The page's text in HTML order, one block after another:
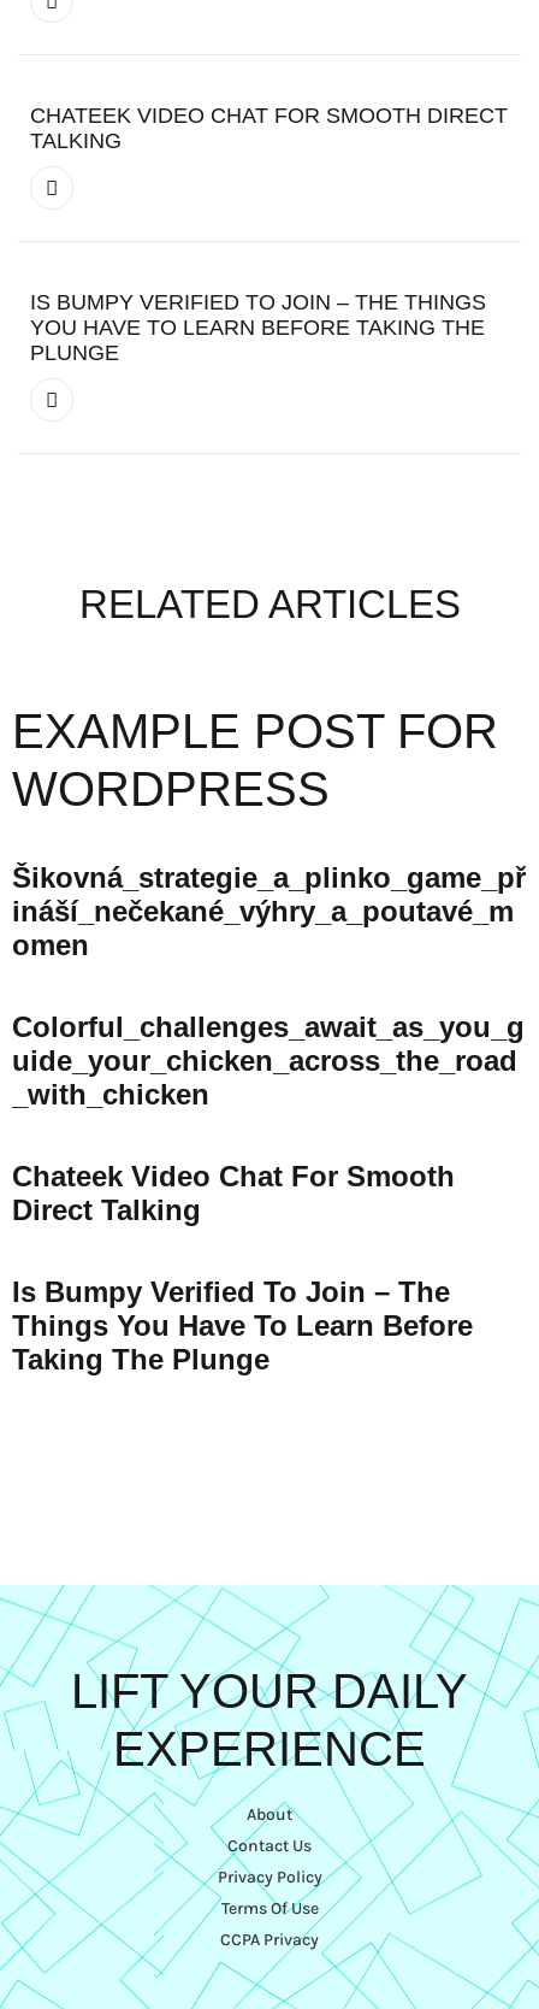
CHATEEK VIDEO CHAT FOR SMOOTH DIRECT
TALKING
IS BUMPY VERIFIED TO JOIN – THE THINGS
YOU HAVE TO LEARN BEFORE TAKING THE
PLUNGE
RELATED ARTICLES
EXAMPLE POST FOR
WORDPRESS
Šikovná_strategie_a_plinko_game_př
Ináší_nečekané_výhry_a_poutavé_m
Omen
Colorful_challenges_await_as_you_g
Uide_your_chicken_across_the_road
_with_chicken
Chateek Video Chat For Smooth
Direct Talking
Is Bumpy Verified To Join – The
Things You Have To Learn Before
Taking The Plunge
LIFT YOUR DAILY
EXPERIENCE
About
Contact Us
Privacy Policy
Terms Of Use
CCPA Privacy